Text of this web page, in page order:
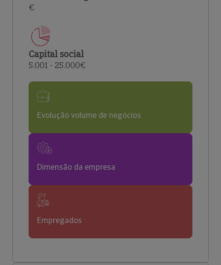
€
Capital social
5.001 - 25.000€
Evolução volume de negócios
Dimensão da empresa
Empregados